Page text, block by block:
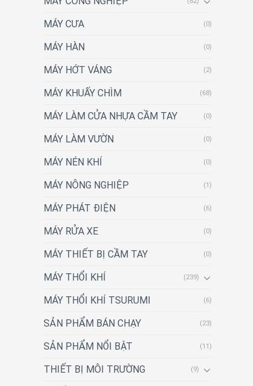
MÁY CƯA (0)
MÁY HÀN (0)
MÁY HỚT VÁNG (2)
MÁY KHUẤY CHÌM (68)
MÁY LÀM CỬA NHỰA CẦM TAY (0)
MÁY LÀM VƯỜN (0)
MÁY NÉN KHÍ (0)
MÁY NÔNG NGHIỆP (1)
MÁY PHÁT ĐIỆN (6)
MÁY RỬA XE (0)
MÁY THIẾT BỊ CẦM TAY (0)
MÁY THỔI KHÍ (239)
MÁY THỔI KHÍ TSURUMI (6)
SẢN PHẨM BÁN CHẠY (23)
SẢN PHẨM NỔI BẬT (11)
THIẾT BỊ MÔI TRƯỜNG (9)